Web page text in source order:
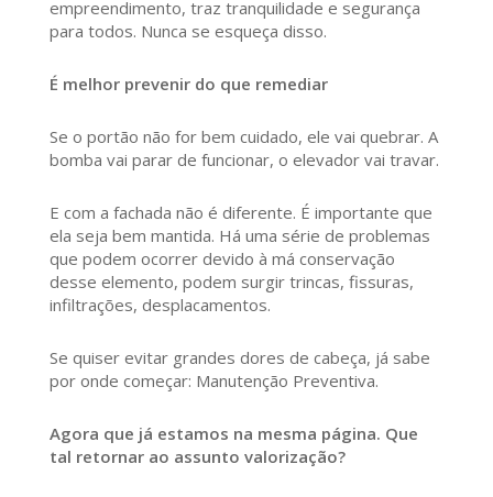
empreendimento, traz tranquilidade e segurança
para todos. Nunca se esqueça disso.
É melhor prevenir do que remediar
Se o portão não for bem cuidado, ele vai quebrar. A
bomba vai parar de funcionar, o elevador vai travar.
E com a fachada não é diferente. É importante que
ela seja bem mantida. Há uma série de problemas
que podem ocorrer devido à má conservação
desse elemento, podem surgir trincas, fissuras,
infiltrações, desplacamentos.
Se quiser evitar grandes dores de cabeça, já sabe
por onde começar: Manutenção Preventiva.
Agora que já estamos na mesma página. Que
tal retornar ao assunto valorização?